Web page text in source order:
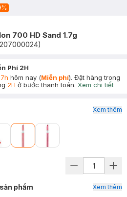
%
700 HD Sand 1.7g
207000024)
Phí 2H
hôm nay (Miễn phí). Đặt hàng trong
2H ở bước thanh toán. Xem chi tiết
Xem thêm
phẩm Xem thêm